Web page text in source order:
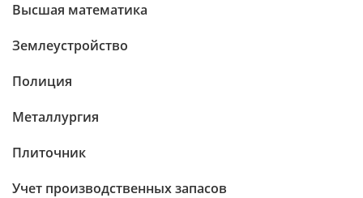
Высшая математика
Землеустройство
Полиция
Металлургия
Плиточник
Учет производственных запасов